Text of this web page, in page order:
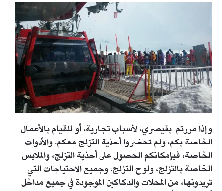
وإذا مررتم بقيصري، لأسباب تجارية، أو للقيام بالأعمال
الخاصة بكم، ولم تحضروا أحذية التزلج معكم، والأدوات
الخاصة، فبإمكانكم الحصول على أحذية التزلج، والملابس
الخاصة بالتزلج، ولوح التزلج، وجميع الاحتياجات التي
تريدونها، من المحلات والدكاكين الموجودة في جميع مداخل